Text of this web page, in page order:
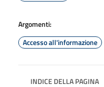
Argomenti:
Accesso all'informazione
INDICE DELLA PAGINA